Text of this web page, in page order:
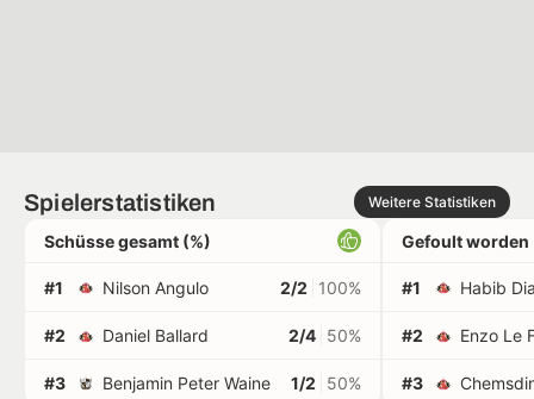
Spielerstatistiken Weitere Statistiken
Schüsse gesamt (%)
#1 Nilson Angulo 2/2 100%
#2 Daniel Ballard 2/4 50%
#3 Benjamin Peter Waine 1/2 50%
Gefoult worden
#1 Habib
#2 Enzo Le
#3